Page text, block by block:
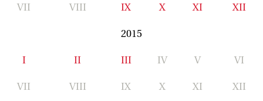
VII VIII IX X XI XII
2015
I II III IV V VI
VII VIII IX X XI XII